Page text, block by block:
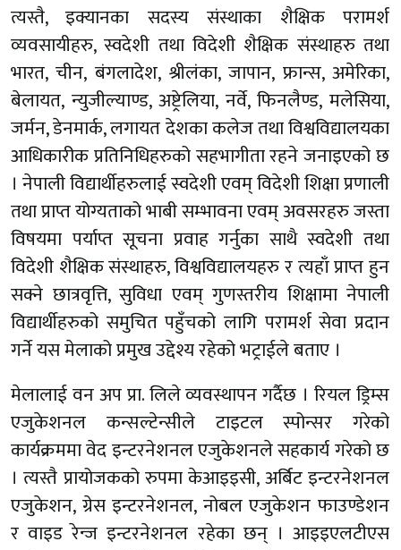
त्यस्तै, इक्यानका सदस्य संस्थाका शैक्षिक परामर्श
व्यवसायीहरु, स्वदेशी तथा विदेशी शैक्षिक संस्थाहरु तथा
भारत, चीन, बंगलादेश, श्रीलंका, जापान, फ्रान्स, अमेरिका,
बेलायत, न्युजील्याण्ड, अष्ट्रेलिया, नर्वे, फिनलैण्ड, मलेसिया,
जर्मन, डेनमार्क, लगायत देशका कलेज तथा विश्वविद्यालयका
आधिकारीक प्रतिनिधिहरुको सहभागीता रहने जनाइएको छ
। नेपाली विद्यार्थीहरुलाई स्वदेशी एवम् विदेशी शिक्षा प्रणाली
तथा प्राप्त योग्यताको भाबी सम्भावना एवम् अवसरहरु जस्ता
विषयमा पर्याप्त सूचना प्रवाह गर्नुका साथै स्वदेशी तथा
विदेशी शैक्षिक संस्थाहरु, विश्वविद्यालयहरु र त्यहाँ प्राप्त हुन
सक्ने छात्रवृत्ति, सुविधा एवम् गुणस्तरीय शिक्षामा नेपाली
विद्यार्थीहरुको समुचित पहुँचको लागि परामर्श सेवा प्रदान
गर्ने यस मेलाको प्रमुख उद्देश्य रहेको भट्राईले बताए ।
मेलालाई वन अप प्रा. लिले व्यवस्थापन गर्दैछ । रियल ड्रिम्स
एजुकेशनल कन्सल्टेन्सीले टाइटल स्पोन्सर गरेको
कार्यक्रममा वेद इन्टरनेशनल एजुकेशनले सहकार्य गरेको छ
। त्यस्तै प्रायोजकको रुपमा केआइइसी, अर्बिट इन्टरनेशनल
एजुकेशन, ग्रेस इन्टरनेशनल, नोबल एजुकेशन फाउण्डेशन
र वाइड रेन्ज इन्टरनेशनल रहेका छन् । आइइएलटीएस